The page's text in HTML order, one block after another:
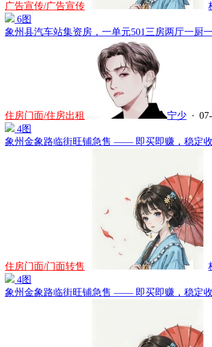
广告宣传/广告宣传
6图
象州县汽车站集资房，一单元501三房两厅一厨
住房门面/住房出租 宁少 ·
4图
象州金象路临街旺铺急售 —— 即买即赚，稳定
住房门面/门面转售
4图
象州金象路临街旺铺急售 —— 即买即赚，稳定